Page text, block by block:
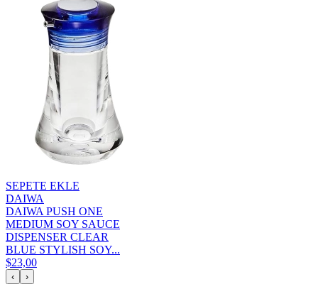
SEPETE EKLE
DAIWA
DAIWA PUSH ONE
MEDIUM SOY SAUCE
DISPENSER CLEAR
BLUE STYLISH SOY...
$23,00
‹ ›